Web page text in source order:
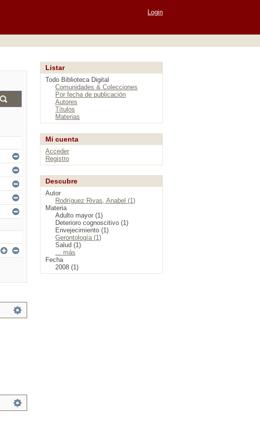
Login
Listar
Todo Biblioteca Digital
Comunidades & Colecciones
Por fecha de publicación
Autores
Títulos
Materias
Mi cuenta
Acceder
Registro
Descubre
Autor
Rodríguez Rivas, Anabel (1)
Materia
Adulto mayor (1)
Deterioro cognoscitivo (1)
Envejecimiento (1)
Gerontología (1)
Salud (1)
... más
Fecha
2008 (1)